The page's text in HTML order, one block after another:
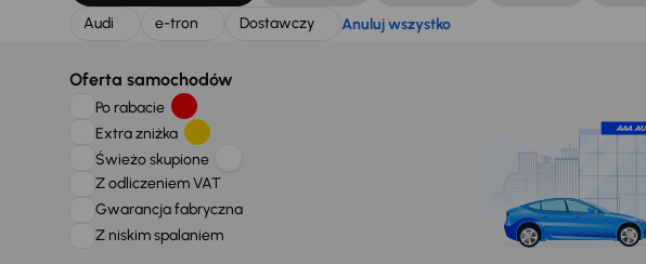
Audi e-tron Dostawczy Anuluj wszystko
Oferta samochodów
Po rabacie
Extra zniżka
Świeżo skupione
Z odliczeniem VAT
Gwarancja fabryczna
Z niskim spalaniem